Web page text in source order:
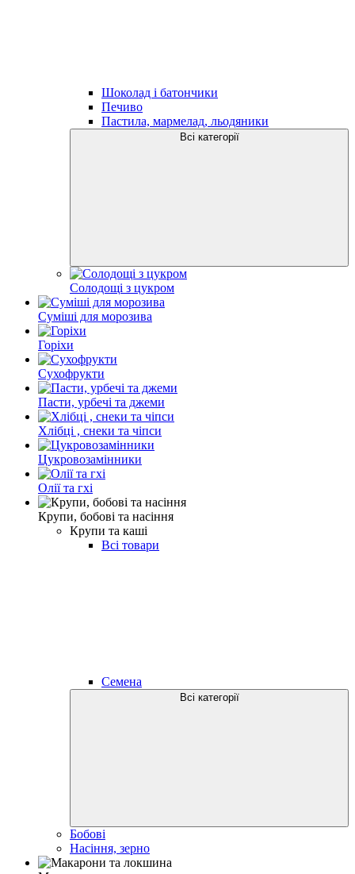
Шоколад і батончики
Печиво
Пастила, мармелад, льодяники
Всі категорії
Солодощі з цукром
Суміші для морозива
Горіхи
Сухофрукти
Пасти, урбечі та джеми
Хлібці , снеки та чіпси
Цукровозамінники
Олії та гхі
Крупи, бобові та насіння
Крупи та каші
Всі товари
Семена
Всі категорії
Бобові
Насіння, зерно